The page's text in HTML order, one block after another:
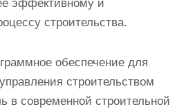
эффективному и
строительства.
обеспечение для
строительством
в современной строительной